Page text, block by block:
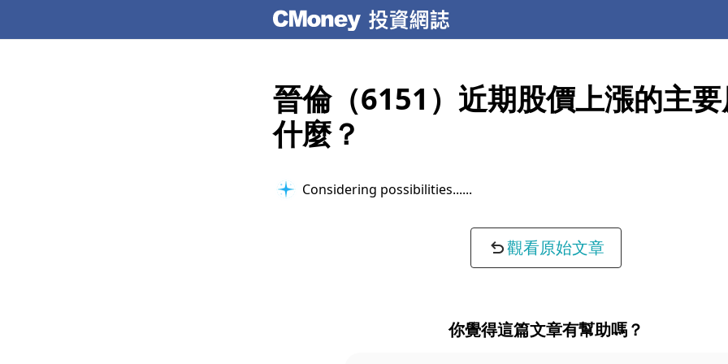
晉倫（6151）近期股價上漲的主
什麼？
Considering possibilities...
觀看原始文章
你覺得這篇文章有幫助嗎？